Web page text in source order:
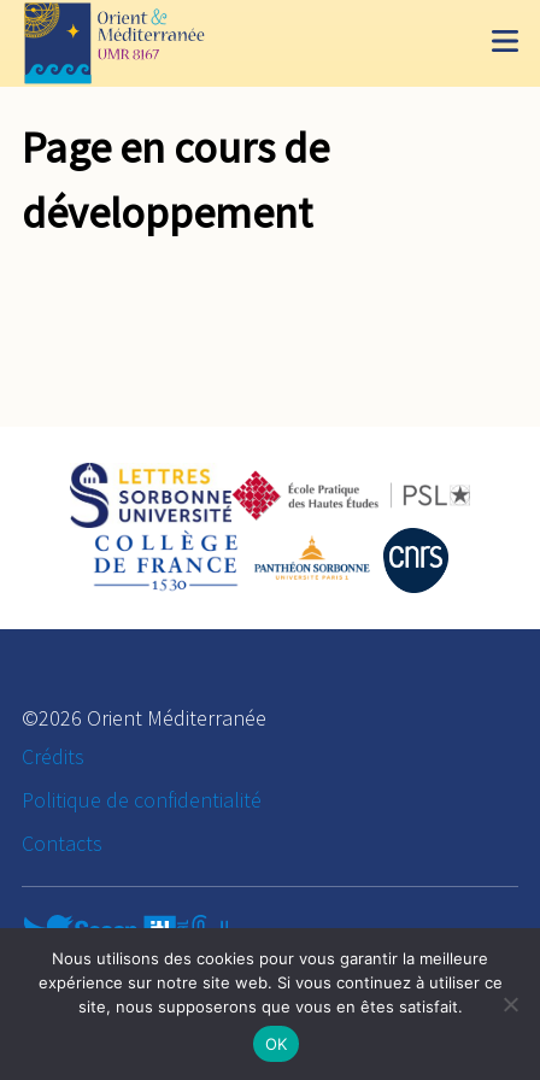
Page en cours de
développement
©2026 Orient Méditerranée
Crédits
Politique de confidentialité
Contacts
Nous utilisons des cookies pour vous garantir la meilleure
expérience sur notre site web. Si vous continuez à utiliser ce
site, nous supposerons que vous en êtes satisfait.
OK